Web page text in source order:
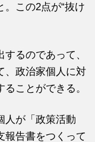
この2点が“抜け
るのであって、
、政治家個人に対
ことができる。
人が「政策活動
報告書をつくって